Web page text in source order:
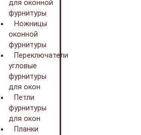
для оконной
фурнитуры
Ножницы
оконной
фурнитуры
Переключатели
угловые
фурнитуры
для окон
Петли
фурнитуры
для окон
Планки